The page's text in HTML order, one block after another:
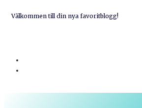
Välkommen till din nya favoritblogg!